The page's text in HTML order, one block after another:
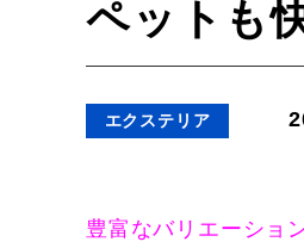
ペットも
エクステリア
豊富なバリエーショ